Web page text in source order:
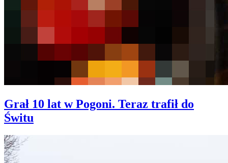
Grał 10 lat w Pogoni. Teraz trafił do
Świtu